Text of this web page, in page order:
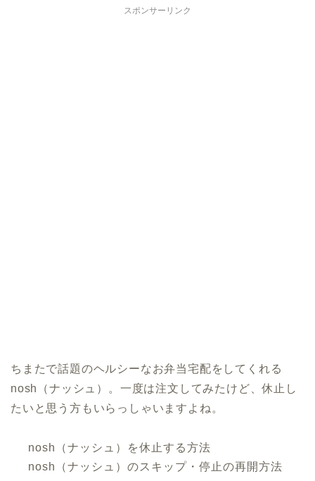
スポンサーリンク
ちまたで話題のヘルシーなお弁当宅配をしてくれる
nosh（ナッシュ）。一度は注文してみたけど、休止し
たいと思う方もいらっしゃいますよね。
nosh（ナッシュ）を休止する方法
nosh（ナッシュ）のスキップ・停止の再開方法